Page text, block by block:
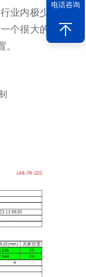
业内极少），在
个很大的优势，
。
电话咨询